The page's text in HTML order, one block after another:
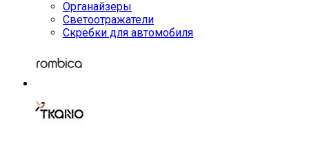
Органайзеры
Светоотражатели
Скребки для автомобиля